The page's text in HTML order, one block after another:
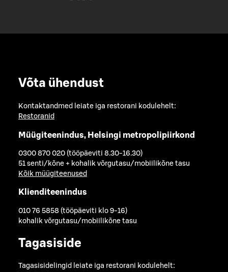
Võta ühendust
Kontaktandmed leiate iga restorani kodulehelt:
Restoranid
Müügiteenindus, Helsingi metropolipiirkond
0300 870 020 (tööpäeviti 8.30-16.30)
51 senti/kõne + kohalik võrgutasu/mobiilikõne tasu
Kõik müügiteenused
Klienditeenindus
010 76 5858 (tööpäeviti klo 9-16)
kohalik võrgutasu/mobiilikõne tasu
Tagasiside
Tagasisidelingid leiate iga restorani kodulehelt: